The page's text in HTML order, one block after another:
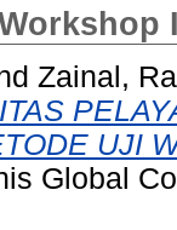
Zainal,
UJI
Global